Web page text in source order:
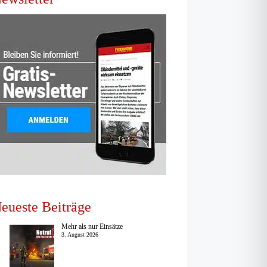
Beiträge
Mehr als nur Einsätze
3. August 2026